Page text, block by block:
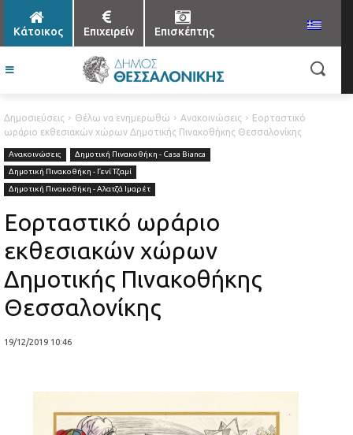
Κάτοικος Επιχειρείν Επισκέπτης
Δημοσιεύσεις Θέλω να ενημερωθώ Ανακοινώσεις
Εορταστικό
ωράριο εκθεσιακών χώρων Δημοτικής Πινακοθήκης Θεσσαλονίκης
Ανακοινώσεις
Δημοτική Πινακοθήκη - Casa Bianca
Δημοτική Πινακοθήκη - Γενί Τζαμί
Δημοτική Πινακοθήκη - Αλατζά Ιμαρέτ
Εορταστικό ωράριο
εκθεσιακών χώρων
Δημοτικής Πινακοθήκης
Θεσσαλονίκης
19/12/2019 10:46